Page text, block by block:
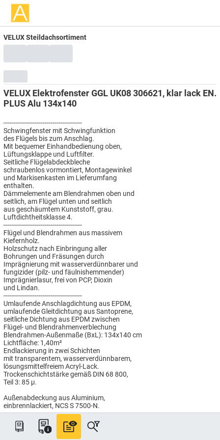
VELUX Steildachsortiment
VELUX Elektrofenster GGL UK08 306621, klar lack EN.
PLUS Alu 134x140
----------------------------------------
Schwingfenster mit Schwingfunktion
des Flügels bis zum Anschlag.
Mit bequemer Einhandbedienung oben,
Lüftungsklappe und Luftfilter.
Seitliche Flügelabdeckbleche
schraubenlos vormontiert, Montagewinkel
und Markisenkasten im Lieferumfang
enthalten.
Dämmelemente am Blendrahmen oben und
seitlich, am Flügel unten und seitlich
aus geschäumtem Kunststoff, grau.
Luftdichtheitsklasse 4.
----------------------------------------
Flügel und Blendrahmen aus massivem
Kiefernholz.
Holzschutz nach Einbringung aller
Bohrungen und Fräsungen durch
Imprägnierung mit wasserverdünnbarer und
fungizider (pilz- und fäulnishemmender)
Imprägnierlasur, frei von PCP, Dioxin
und Lindan.
----------------------------------------
Umlaufende Anschlagdichtung aus EPDM,
umlaufende Gleitdichtung aus Santoprene,
seitliche Dichtung aus EPDM zwischen
Flügel- und Blendrahmenverblechung
Blendrahmen-Außenmaße (BxL): 134x140 cm
Lichtfläche: 1,40m²
Endlackierung in zwei Schichten
mit transparentem, wasserverdünnbarem,
lösungsmittelfreiem Acryl-Lack.
Trockenschichtstärke gemäß DIN 68 800,
Teil 3: 85 µ.
Außenabdeckung aus Aluminium,
einbrennlackiert, NCS S 7500-N.
----------------------------------------
ENERGIE PLUS Verglasung
Passivhaus tauglich, für besonders
hohen Wärmeschutz: Uw = 1,0 W/(m²K),